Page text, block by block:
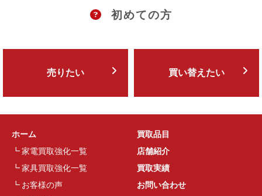
初めての方
売りたい 買い替えたい
ホーム
家電買取強化一覧
家具買取強化一覧
お客様の声
買取品目
店舗紹介
買取実績
お問い合わせ